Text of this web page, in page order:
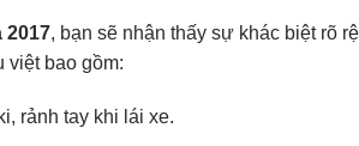
2017, bạn sẽ nhận thấy sự khác biệt rõ
việt bao gồm:
rảnh tay khi lái xe.